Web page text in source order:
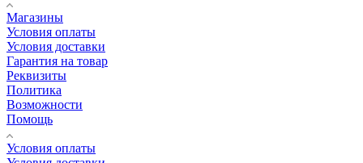
Магазины
Условия оплаты
Условия доставки
Гарантия на товар
Реквизиты
Политика
Возможности
Помощь
Условия оплаты